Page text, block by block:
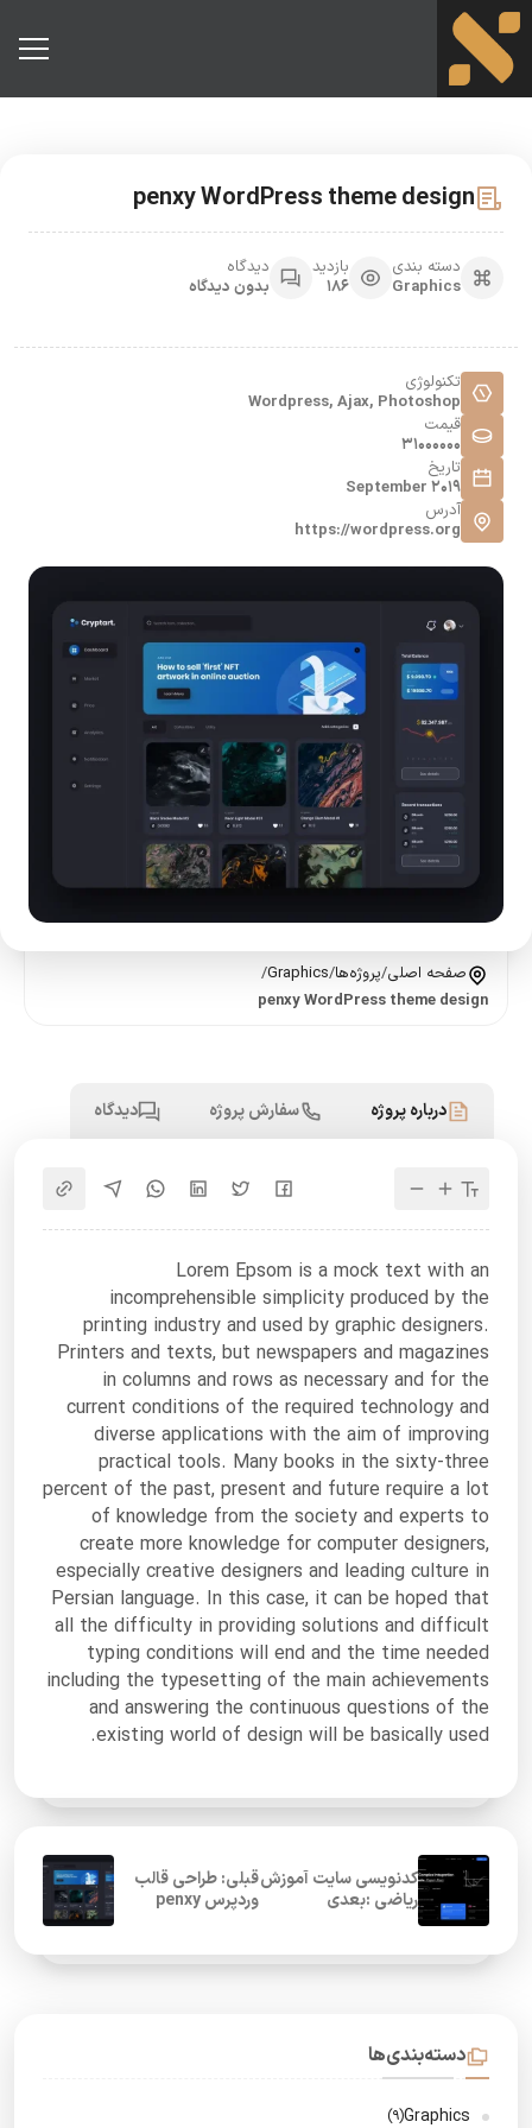
penxy WordPress theme design
دسته بندی
Graphics
بازدید
186
دیدگاه
بدون دیدگاه
تکنولوژی
Wordpress, Ajax, Photoshop
قیمت
31000000
تاریخ
September 2019
آدرس
https://wordpress.org
صفحه اصلی/پروژه‌ها/
Graphics
/
penxy WordPress theme design
درباره پروژه سفارش پروژه دیدگاه
Lorem Epsom is a mock text with an
incomprehensible simplicity produced by the
printing industry and used by graphic designers.
Printers and texts, but newspapers and magazines
in columns and rows as necessary and for the
current conditions of the required technology and
diverse applications with the aim of improving
practical tools. Many books in the sixty-three
percent of the past, present and future require a lot
of knowledge from the society and experts to
create more knowledge for computer designers,
especially creative designers and leading culture in
Persian language. In this case, it can be hoped that
all the difficulty in providing solutions and difficult
typing conditions will end and the time needed
including the typesetting of the main achievements
and answering the continuous questions of the
existing world of design will be basically used.
کدنویسی سایت آموزش
ریاضی :بعدی
قبلی: طراحی قالب
وردپرس penxy
دسته‌بندی‌ها
Graphics
(9)